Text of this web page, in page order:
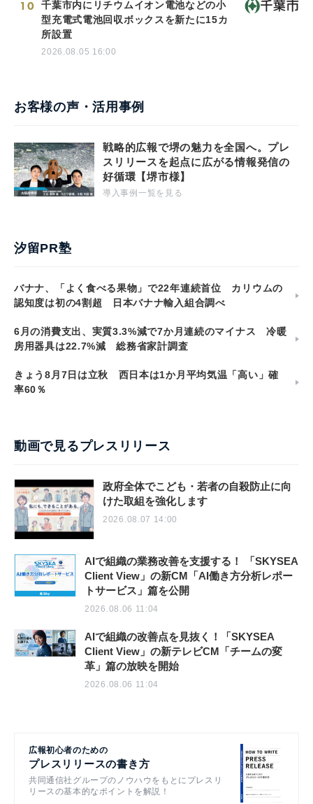
10
千葉市内にリチウムイオン電池などの小
型充電式電池回収ボックスを新たに15カ
所設置
2026.08.05 16:00
お客様の声・活用事例
戦略的広報で堺の魅力を全国へ。プレ
スリリースを起点に広がる情報発信の
好循環【堺市様】
導入事例一覧を見る
汐留PR塾
バナナ、「よく食べる果物」で22年連続首位 カリウムの
認知度は初の4割超 日本バナナ輸入組合調べ
6月の消費支出、実質3.3%減で7か月連続のマイナス 冷暖
房用器具は22.7%減 総務省家計調査
きょう8月7日は立秋 西日本は1か月平均気温「高い」確
率60％
動画で見るプレスリリース
政府全体でこども・若者の自殺防止に向
けた取組を強化します
2026.08.07 14:00
AIで組織の業務改善を支援する！ 「SKYSEA
Client View」の新CM「AI働き方分析レポー
トサービス」篇を公開
2026.08.06 11:04
AIで組織の改善点を見抜く！「SKYSEA
Client View」の新テレビCM「チームの変
革」篇の放映を開始
2026.08.06 11:04
広報初心者のための
プレスリリースの書き方
共同通信社グループのノウハウをもとにプレスリ
リースの基本的なポイントを解説！